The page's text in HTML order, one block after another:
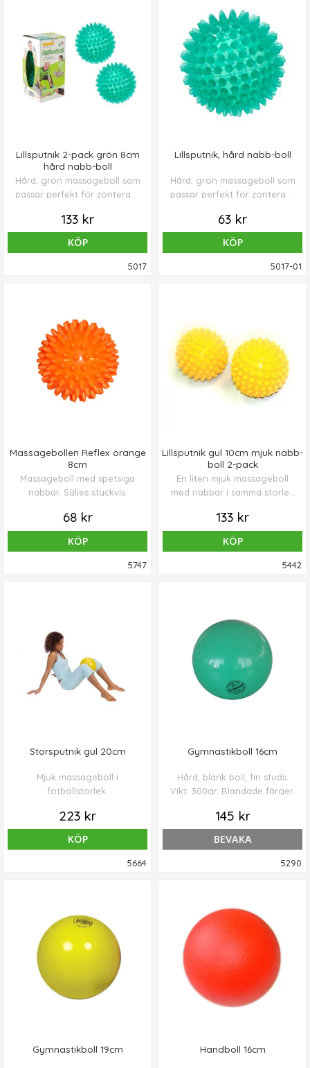
Lillsputnik 2-pack grön 8cm
hård nabb-boll
Hård, grön massageboll som
passar perfekt för zonterapi,
massage av triggerpunkter
vid myofascial smärta.
Levereras i 2-pack, trevlig
133 kr
KÖP
5017
Lillsputnik, hård nabb-boll
Hård, grön massageboll som
passar perfekt för zonterapi,
massage av triggerpunkter
vid myofascial smärta.
63 kr
KÖP
5017-01
Massagebollen Reflex orange
8cm
Massageboll med spetsiga
nabbar. Säljes styckvis.
68 kr
KÖP
5747
Lillsputnik gul 10cm mjuk nabb-
boll 2-pack
En liten mjuk massageboll
med nabbar i samma storlek
för att massera ömma
muskler i nacken, axlar rygg
och sätesmuskler, eller sitta
och rulla bollen fram och
133 kr
KÖP
5442
Storsputnik gul 20cm
Mjuk massageboll i
fotbollstorlek.
223 kr
KÖP
5664
Gymnastikboll 16cm
Hård, blank boll, fin studs.
Vikt: 300gr. Blandade färger.
145 kr
BEVAKA
5290
Gymnastikboll 19cm Handboll 16cm